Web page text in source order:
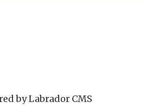
by Labrador CMS